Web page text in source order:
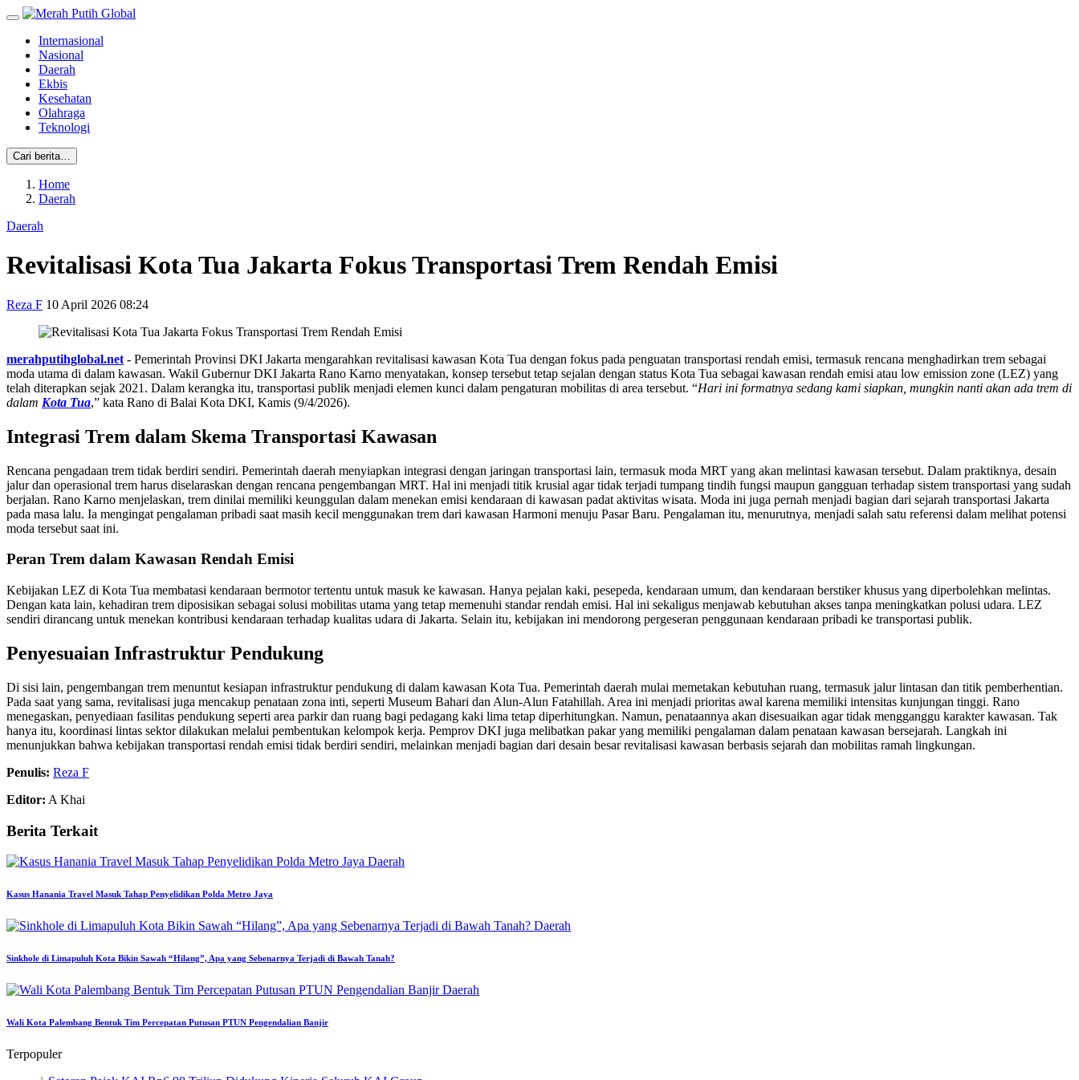
Internasional
Nasional
Daerah
Ekbis
Kesehatan
Olahraga
Teknologi
Cari berita…
Home
Daerah
Daerah
Revitalisasi Kota Tua Jakarta Fokus Transportasi Trem Rendah Emisi
Reza F 10 April 2026 08:24
merahputihglobal.net - Pemerintah Provinsi DKI Jakarta mengarahkan revitalisasi kawasan Kota Tua dengan fokus pada penguatan transportasi rendah emisi, termasuk rencana menghadirkan trem sebagai
moda utama di dalam kawasan. Wakil Gubernur DKI Jakarta Rano Karno menyatakan, konsep tersebut tetap sejalan dengan status Kota Tua sebagai kawasan rendah emisi atau low emission zone (LEZ) yang
telah diterapkan sejak 2021. Dalam kerangka itu, transportasi publik menjadi elemen kunci dalam pengaturan mobilitas di area tersebut. “Hari ini formatnya sedang kami siapkan, mungkin nanti akan ada trem di
dalam Kota Tua,” kata Rano di Balai Kota DKI, Kamis (9/4/2026).
Integrasi Trem dalam Skema Transportasi Kawasan
Rencana pengadaan trem tidak berdiri sendiri. Pemerintah daerah menyiapkan integrasi dengan jaringan transportasi lain, termasuk moda MRT yang akan melintasi kawasan tersebut. Dalam praktiknya, desain
jalur dan operasional trem harus diselaraskan dengan rencana pengembangan MRT. Hal ini menjadi titik krusial agar tidak terjadi tumpang tindih fungsi maupun gangguan terhadap sistem transportasi yang sudah
berjalan. Rano Karno menjelaskan, trem dinilai memiliki keunggulan dalam menekan emisi kendaraan di kawasan padat aktivitas wisata. Moda ini juga pernah menjadi bagian dari sejarah transportasi Jakarta
pada masa lalu. Ia mengingat pengalaman pribadi saat masih kecil menggunakan trem dari kawasan Harmoni menuju Pasar Baru. Pengalaman itu, menurutnya, menjadi salah satu referensi dalam melihat potensi
moda tersebut saat ini.
Peran Trem dalam Kawasan Rendah Emisi
Kebijakan LEZ di Kota Tua membatasi kendaraan bermotor tertentu untuk masuk ke kawasan. Hanya pejalan kaki, pesepeda, kendaraan umum, dan kendaraan berstiker khusus yang diperbolehkan melintas.
Dengan kata lain, kehadiran trem diposisikan sebagai solusi mobilitas utama yang tetap memenuhi standar rendah emisi. Hal ini sekaligus menjawab kebutuhan akses tanpa meningkatkan polusi udara. LEZ
sendiri dirancang untuk menekan kontribusi kendaraan terhadap kualitas udara di Jakarta. Selain itu, kebijakan ini mendorong pergeseran penggunaan kendaraan pribadi ke transportasi publik.
Penyesuaian Infrastruktur Pendukung
Di sisi lain, pengembangan trem menuntut kesiapan infrastruktur pendukung di dalam kawasan Kota Tua. Pemerintah daerah mulai memetakan kebutuhan ruang, termasuk jalur lintasan dan titik pemberhentian.
Pada saat yang sama, revitalisasi juga mencakup penataan zona inti, seperti Museum Bahari dan Alun-Alun Fatahillah. Area ini menjadi prioritas awal karena memiliki intensitas kunjungan tinggi. Rano
menegaskan, penyediaan fasilitas pendukung seperti area parkir dan ruang bagi pedagang kaki lima tetap diperhitungkan. Namun, penataannya akan disesuaikan agar tidak mengganggu karakter kawasan. Tak
hanya itu, koordinasi lintas sektor dilakukan melalui pembentukan kelompok kerja. Pemprov DKI juga melibatkan pakar yang memiliki pengalaman dalam penataan kawasan bersejarah. Langkah ini
menunjukkan bahwa kebijakan transportasi rendah emisi tidak berdiri sendiri, melainkan menjadi bagian dari desain besar revitalisasi kawasan berbasis sejarah dan mobilitas ramah lingkungan.
Penulis: Reza F
Editor: A Khai
Berita Terkait
Daerah
Kasus Hanania Travel Masuk Tahap Penyelidikan Polda Metro Jaya
Daerah
Sinkhole di Limapuluh Kota Bikin Sawah “Hilang”, Apa yang Sebenarnya Terjadi di Bawah Tanah?
Daerah
Wali Kota Palembang Bentuk Tim Percepatan Putusan PTUN Pengendalian Banjir
Terpopuler